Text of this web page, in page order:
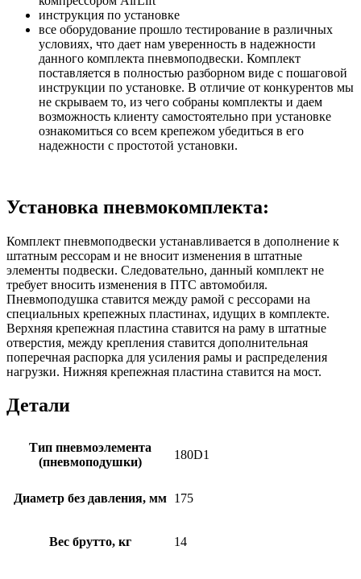
инструкция по установке
все оборудование прошло тестирование в различных
условиях, что дает нам уверенность в надежности
данного комплекта пневмоподвески. Комплект
поставляется в полностью разборном виде с пошаговой
инструкции по установке. В отличие от конкурентов мы
не скрываем то, из чего собраны комплекты и даем
возможность клиенту самостоятельно при установке
ознакомиться со всем крепежом убедиться в его
надежности с простотой установки.
Установка пневмокомплекта:
Комплект пневмоподвески устанавливается в дополнение к
штатным рессорам и не вносит изменения в штатные
элементы подвески. Следовательно, данный комплект не
требует вносить изменения в ПТС автомобиля.
Пневмоподушка ставится между рамой с рессорами на
специальных крепежных пластинах, идущих в комплекте.
Верхняя крепежная пластина ставится на раму в штатные
отверстия, между крепления ставится дополнительная
поперечная распорка для усиления рамы и распределения
нагрузки. Нижняя крепежная пластина ставится на мост.
Детали
Тип пневмоэлемента
(пневмоподушки)
180D1
Диаметр без давления, мм 175
Вес брутто, кг 14